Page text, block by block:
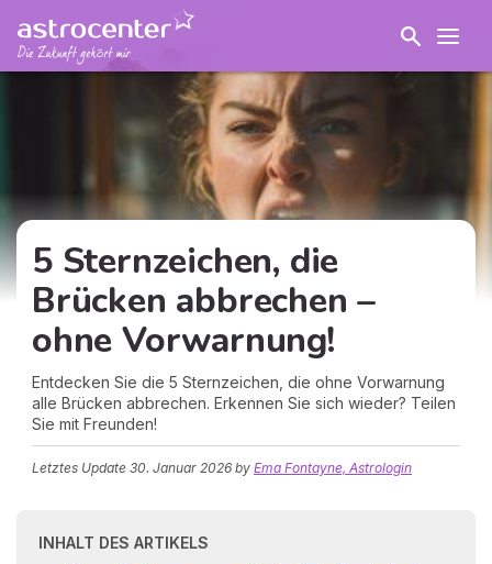
5 Sternzeichen, die
Brücken abbrechen –
ohne Vorwarnung!
Entdecken Sie die 5 Sternzeichen, die ohne Vorwarnung
alle Brücken abbrechen. Erkennen Sie sich wieder? Teilen
Sie mit Freunden!
Letztes Update 30. Januar 2026 by Ema Fontayne, Astrologin
INHALT DES ARTIKELS